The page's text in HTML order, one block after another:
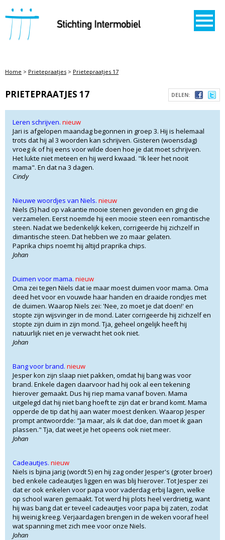
STICHTING INTERMOBIEL
Home > Prietepraatjes > Prietepraatjes 17
DELEN:
PRIETEPRAATJES 17
Leren schrijven. nieuw
Jari is afgelopen maandag begonnen in groep 3. Hij is helemaal
trots dat hij al 3 woorden kan schrijven. Gisteren (woensdag)
vroeg ik of hij eens voor wilde doen hoe je dat moet schrijven.
Het lukte niet meteen en hij werd kwaad. "Ik leer het nooit
mama". En dat na 3 dagen.
Cindy
Nieuwe woordjes van Niels. nieuw
Niels (5) had op vakantie mooie stenen gevonden en ging die
verzamelen. Eerst noemde hij een mooie steen een romantische
steen. Nadat we bedenkelijk keken, corrigeerde hij zichzelf in
dimantische steen. Dat hebben we zo maar gelaten.
Paprika chips noemt hij altijd praprika chips.
Johan
Duimen voor mama. nieuw
Oma zei tegen Niels dat ie maar moest duimen voor mama. Oma
deed het voor en vouwde haar handen en draaide rondjes met
de duimen. Waarop Niels zei: 'Nee, zo moet je dat doen!' en
stopte zijn wijsvinger in de mond. Later corrigeerde hij zichzelf en
stopte zijn duim in zijn mond. Tja, geheel ongelijk heeft hij
natuurlijk niet en je verwacht het ook niet.
Johan
Bang voor brand. nieuw
Jesper kon zijn slaap niet pakken, omdat hij bang was voor
brand. Enkele dagen daarvoor had hij ook al een tekening
hierover gemaakt. Dus hij riep mama vanaf boven. Mama
uitgelegd dat hij niet bang hoeft te zijn dat er brand komt. Mama
opperde de tip dat hij aan water moest denken. Waarop Jesper
prompt antwoordde: "Ja maar, als ik dat doe, dan moet ik gaan
plassen." Tja, dat weet je het opeens ook niet meer.
Johan
Cadeautjes. nieuw
Niels is bjina jarig (wordt 5) en hij zag onder Jesper's (groter broer)
bed enkele cadeautjes liggen en was blij hierover. Tot Jesper zei
dat er ook enkelen voor papa voor vaderdag erbij lagen, welke
op school waren gemaakt. Tot werd hij plots heel verdrietig, want
hij was bang dat er teveel cadeautjes voor papa bij zaten, zodat
hij weinig kreeg. Verjaardagen brengen in de weken vooraf heel
wat spanning met zich mee voor onze Niels.
Johan